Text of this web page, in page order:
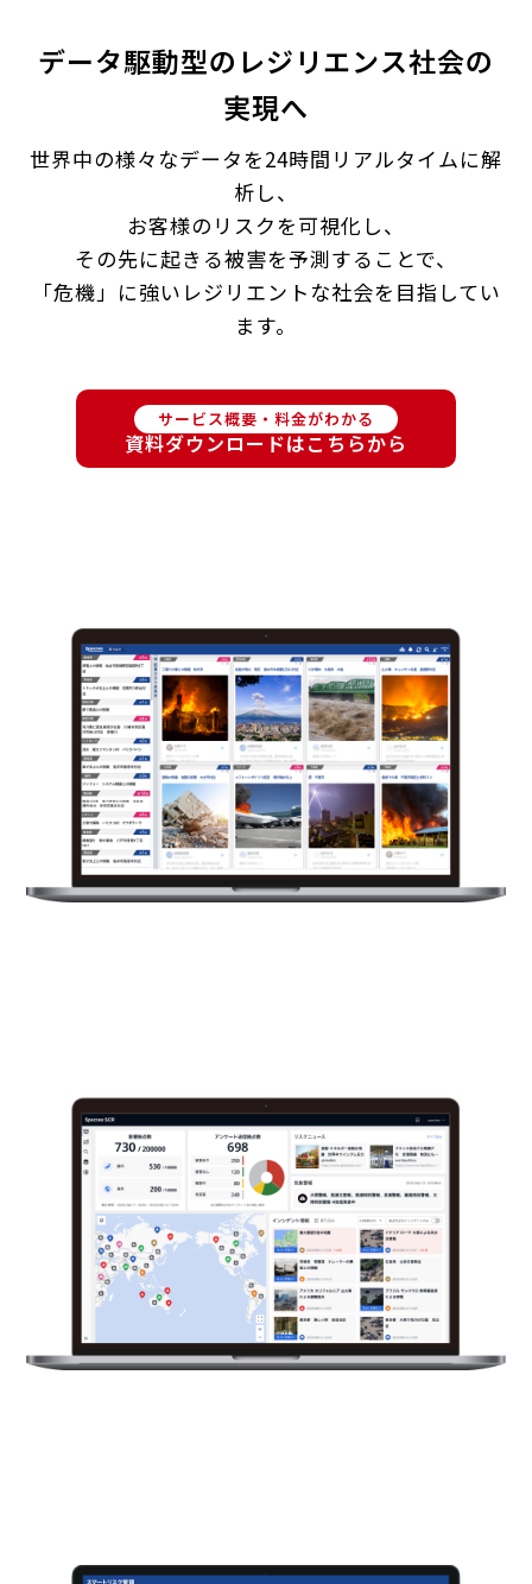
データ駆動型のレジリエンス社会の
実現へ
世界中の様々なデータを24時間リアルタイムに解
析し、
お客様のリスクを可視化し、
その先に起きる被害を予測することで、
「危機」に強いレジリエントな社会を目指してい
ます。
サービス概要・料金がわかる
資料ダウンロードはこちらから